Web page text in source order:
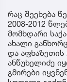
რაც შეეხება
2008-2012
მომხდარი
ახალი
და აფხაზეთის
ანწუხელიძე
გმირები